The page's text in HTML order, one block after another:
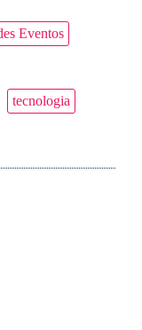
Eventos
tecnologia